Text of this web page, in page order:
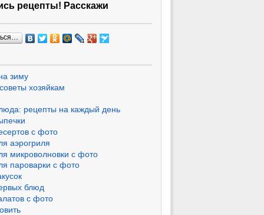
рецепты! Расскажи
зиму
хозяйкам
рецепты на каждый день
с фото
аэрогриля
микроволновки с фото
пароварки с фото
блюд
с фото